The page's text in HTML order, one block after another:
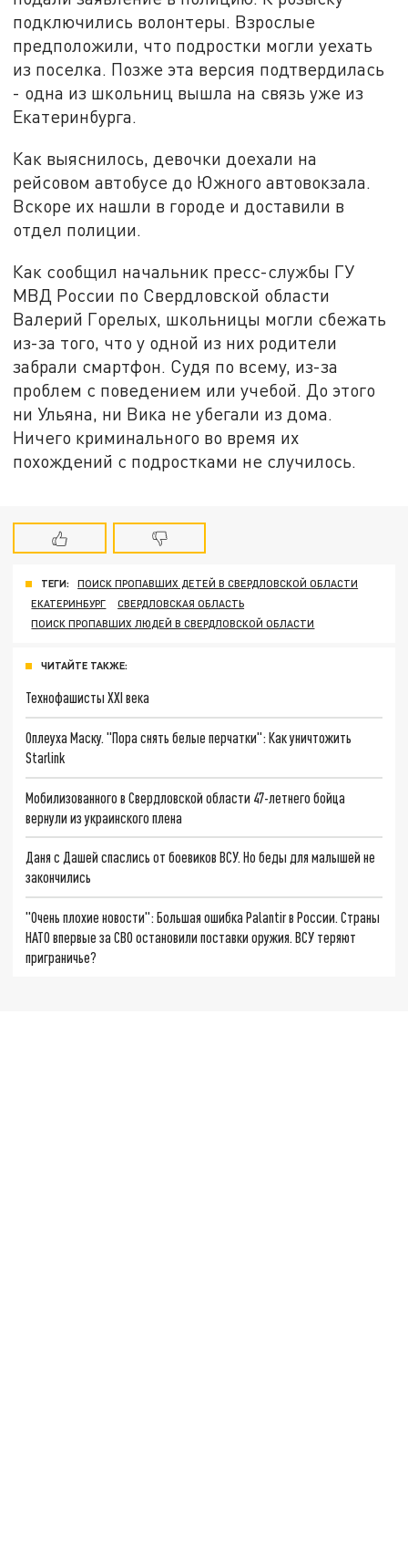
подключились волонтеры. Взрослые
предположили, что подростки могли уехать
из поселка. Позже эта версия подтвердилась
- одна из школьниц вышла на связь уже из
Екатеринбурга.
Как выяснилось, девочки доехали на
рейсовом автобусе до Южного автовокзала.
Вскоре их нашли в городе и доставили в
отдел полиции.
Как сообщил начальник пресс-службы ГУ
МВД России по Свердловской области
Валерий Горелых, школьницы могли сбежать
из-за того, что у одной из них родители
забрали смартфон. Судя по всему, из-за
проблем с поведением или учебой. До этого
ни Ульяна, ни Вика не убегали из дома.
Ничего криминального во время их
похождений с подростками не случилось.
ТЕГИ:
ПОИСК ПРОПАВШИХ ДЕТЕЙ В СВЕРДЛОВСКОЙ ОБЛАСТИ
ЕКАТЕРИНБУРГ
СВЕРДЛОВСКАЯ ОБЛАСТЬ
ПОИСК ПРОПАВШИХ ЛЮДЕЙ В СВЕРДЛОВСКОЙ ОБЛАСТИ
ЧИТАЙТЕ ТАКЖЕ:
Технофашисты XXI века
Оплеуха Маску. "Пора снять белые перчатки": Как уничтожить
Starlink
Мобилизованного в Свердловской области 47-летнего бойца
вернули из украинского плена
Даня с Дашей спаслись от боевиков ВСУ. Но беды для малышей не
закончились
"Очень плохие новости": Большая ошибка Palantir в России. Страны
НАТО впервые за СВО остановили поставки оружия. ВСУ теряют
приграничье?